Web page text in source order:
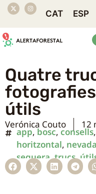
CAT ESP
Quatre
útils
Verónica Couto 12
app,bosc,consells,
horitzontal, nevada
sequera,trucs,